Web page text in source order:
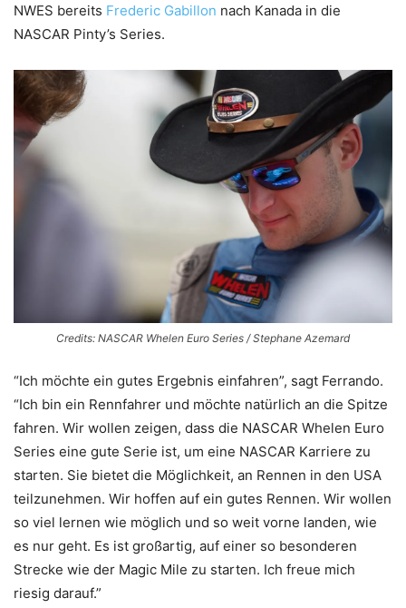
NWES bereits Frederic Gabillon nach Kanada in die
NASCAR Pinty’s Series.
Credits: NASCAR Whelen Euro Series / Stephane Azemard
“Ich möchte ein gutes Ergebnis einfahren”, sagt Ferrando.
“Ich bin ein Rennfahrer und möchte natürlich an die Spitze
fahren. Wir wollen zeigen, dass die NASCAR Whelen Euro
Series eine gute Serie ist, um eine NASCAR Karriere zu
starten. Sie bietet die Möglichkeit, an Rennen in den USA
teilzunehmen. Wir hoffen auf ein gutes Rennen. Wir wollen
so viel lernen wie möglich und so weit vorne landen, wie
es nur geht. Es ist großartig, auf einer so besonderen
Strecke wie der Magic Mile zu starten. Ich freue mich
riesig darauf.”